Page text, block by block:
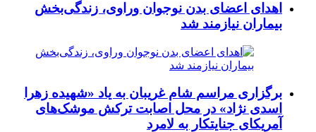
اهدای اعضای بدن نوجوان وراوی، زندگی‌بخش
بیماران نیازمند شد
برگزاری مراسم شام غریبان به یاد «شهیده زهرا
اسدی نژاد» در محل اصابت ترکش موشک‌های
آمریکای جنایتکار به لامرد